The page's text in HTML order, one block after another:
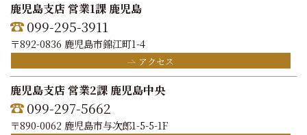
鹿児島支店 営業1課 鹿児島
099-295-3911
〒892-0836 鹿児島市錦江町1-4
アクセス
鹿児島支店 営業2課 鹿児島中央
099-297-5662
〒890-0062 鹿児島市与次郎1-5-5-1F